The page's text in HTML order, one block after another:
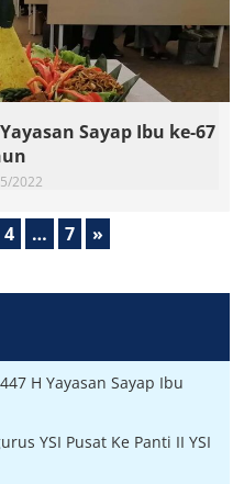
Sayap Ibu ke-67
2022
4 … 7 »
H Yayasan Sayap Ibu
YSI Pusat Ke Panti II YSI